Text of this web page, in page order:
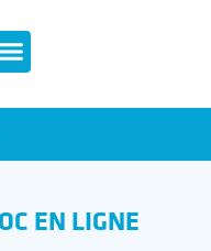
EN LIGNE